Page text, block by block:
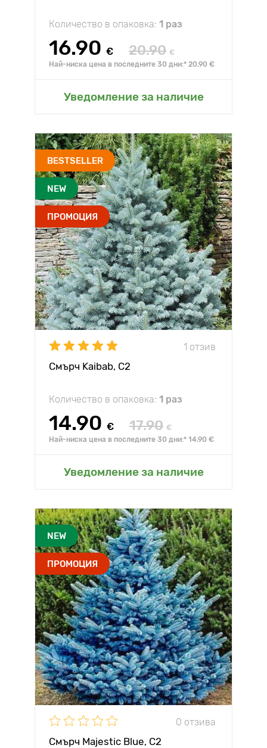
Количество в опаковка: 1 раз
16.90 € 20.90 €
Най-ниска цена в последните 30 дни:* 20.90 €
Уведомление за наличие
BESTSELLER
NEW
ПРОМОЦИЯ
1 отзив
Смърч Kaibab, C2
Количество в опаковка: 1 раз
14.90 € 17.90 €
Най-ниска цена в последните 30 дни:* 14.90 €
Уведомление за наличие
NEW
ПРОМОЦИЯ
0 отзива
Смърч Majestic Blue, C2